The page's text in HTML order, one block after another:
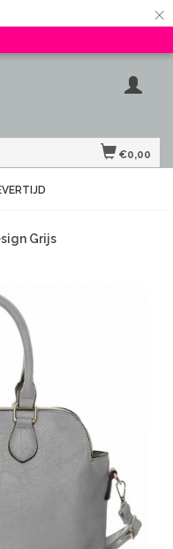
×
€0,00
Grijs